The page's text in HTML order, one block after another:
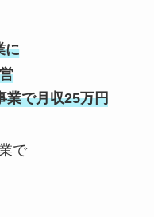
に
業で月収25万円
で